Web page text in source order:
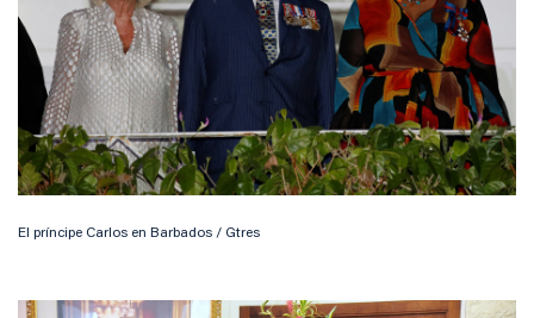
El príncipe Carlos en Barbados / Gtres